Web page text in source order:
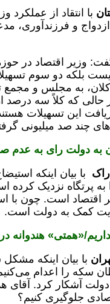
با انتقاد از
و فرزندآوری،
وزیر اقتصاد در
نیست بلکه دو سوم
به مجلس و مجمع
حالی که کلاً سه درصد
دریافت این تسهیلات
چند صد میلیونی
به دولت رای به عدم
با بیان اینکه
به پرتگاه نزدیک
اقتصاد است. چون با
کمک به دولت است.
«همتی» هندوانه در
با بیان اینکه
سکه را اعدام
آشکار کرد. آقای
جلوگیری کنیم؟